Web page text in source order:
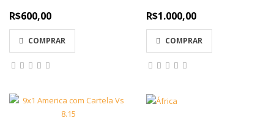
R$600,00
COMPRAR
R$1.000,00
COMPRAR